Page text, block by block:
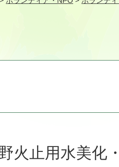
火止用水美化